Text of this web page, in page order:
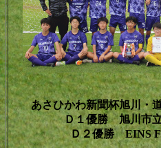
あさひかわ新聞杯旭川・
Ｄ１優勝 旭川市
Ｄ２優勝 EINS